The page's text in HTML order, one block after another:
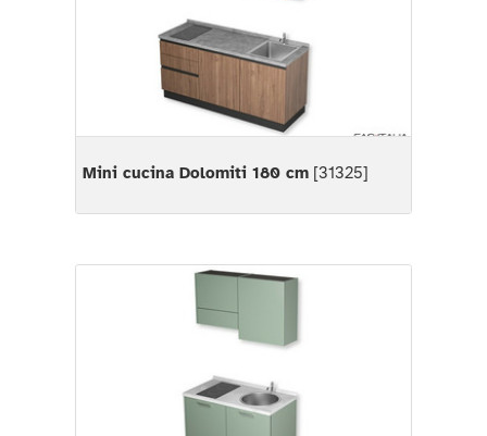
Mini cucina Dolomiti 180 cm [31325]